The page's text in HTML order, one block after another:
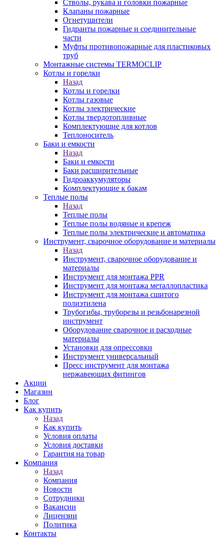
Стволы, рукава и головки пожарные
Клапаны пожарные
Огнетушители
Гидранты пожарные и соединительные
части
Муфты противопожарные для пластиковых
труб
Монтажные системы TERMOCLIP
Котлы и горелки
Назад
Котлы и горелки
Котлы газовые
Котлы электрические
Котлы твердотопливные
Комплектующие для котлов
Теплоноситель
Баки и емкости
Назад
Баки и емкости
Баки расширительные
Гидроаккумуляторы
Комплектующие к бакам
Теплые полы
Назад
Теплые полы
Теплые полы водяные и крепеж
Теплые полы электрические и автоматика
Инструмент, сварочное оборудование и материалы
Назад
Инструмент, сварочное оборудование и
материалы
Инструмент для монтажа PPR
Инструмент для монтажа металлопластика
Инструмент для монтажа сшитого
полиэтилена
Трубогибы, труборезы и резьбонарезной
инструмент
Оборудование сварочное и расходные
материалы
Установки для опрессовки
Инструмент универсальный
Пресс инструмент для монтажа
нержавеющих фитингов
Акции
Магазин
Блог
Как купить
Назад
Как купить
Условия оплаты
Условия доставки
Гарантия на товар
Компания
Назад
Компания
Новости
Сотрудники
Вакансии
Лицензии
Политика
Контакты